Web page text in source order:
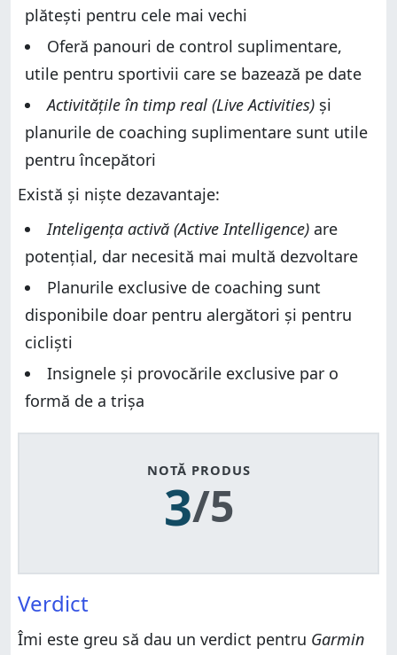
plătești pentru cele mai vechi
Oferă panouri de control suplimentare,
utile pentru sportivii care se bazează pe date
Activitățile în timp real (Live Activities) și
planurile de coaching suplimentare sunt utile
pentru începători
Există și niște dezavantaje:
Inteligența activă (Active Intelligence) are
potențial, dar necesită mai multă dezvoltare
Planurile exclusive de coaching sunt
disponibile doar pentru alergători și pentru
cicliști
Insignele și provocările exclusive par o
formă de a trișa
NOTĂ PRODUS
3/5
Verdict
Îmi este greu să dau un verdict pentru Garmin